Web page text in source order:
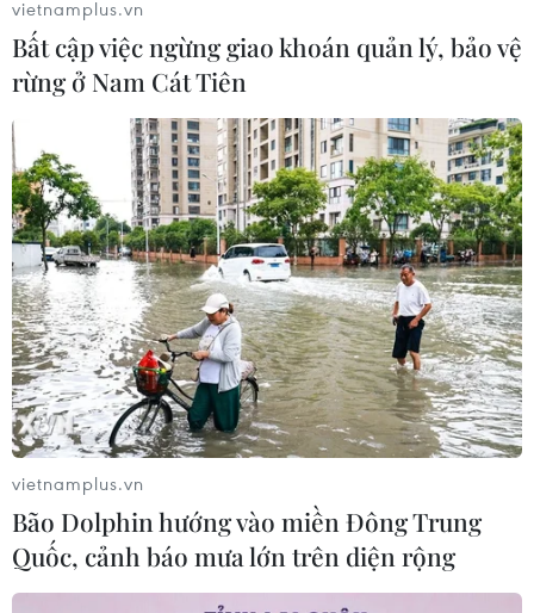
Standard Chartered huy động thành
công khoản vay xã hội 721 triệu USD
05/08/2026 07:46
Tăng tốc giải ngân đầu tư công,
chấm dứt tâm lý trông chờ
05/08/2026 07:39
Hoàn thiện khuôn khổ pháp lý về
ngân hàng và phòng, chống rửa tiền
05/08/2026 03:43
Cà Mau gỡ “điểm nghẽn” mặt bằng,
xây dựng kịch bản giải ngân
vietnamplus.vn
Bất cập việc ngừng giao khoán quản lý, bảo vệ
rừng ở Nam Cát Tiên
vietnamplus.vn
Bão Dolphin hướng vào miền Đông Trung
Quốc, cảnh báo mưa lớn trên diện rộng